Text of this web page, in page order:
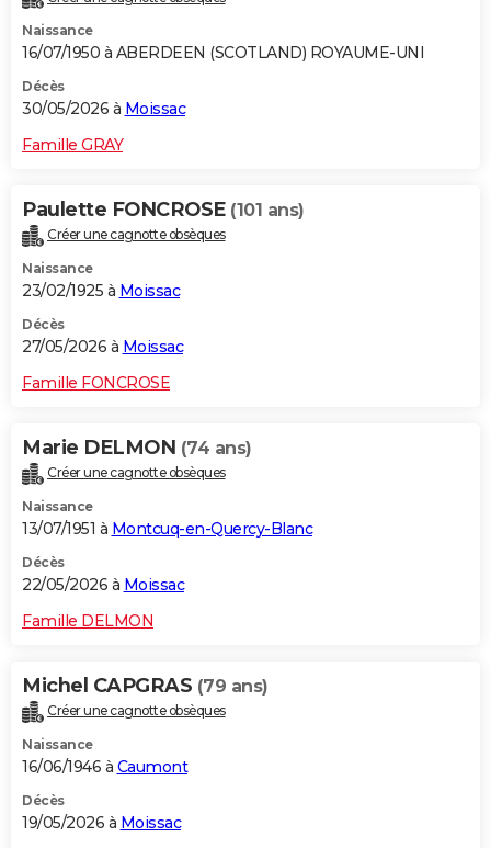
Naissance
16/07/1950 à ABERDEEN (SCOTLAND) ROYAUME-UNI
Décès
30/05/2026 à Moissac
Famille GRAY
Paulette FONCROSE (101 ans)
Créer une cagnotte obsèques
Naissance
23/02/1925 à Moissac
Décès
27/05/2026 à Moissac
Famille FONCROSE
Marie DELMON (74 ans)
Créer une cagnotte obsèques
Naissance
13/07/1951 à Montcuq-en-Quercy-Blanc
Décès
22/05/2026 à Moissac
Famille DELMON
Michel CAPGRAS (79 ans)
Créer une cagnotte obsèques
Naissance
16/06/1946 à Caumont
Décès
19/05/2026 à Moissac